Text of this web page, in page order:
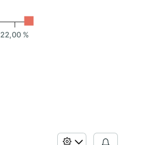
22,00 %